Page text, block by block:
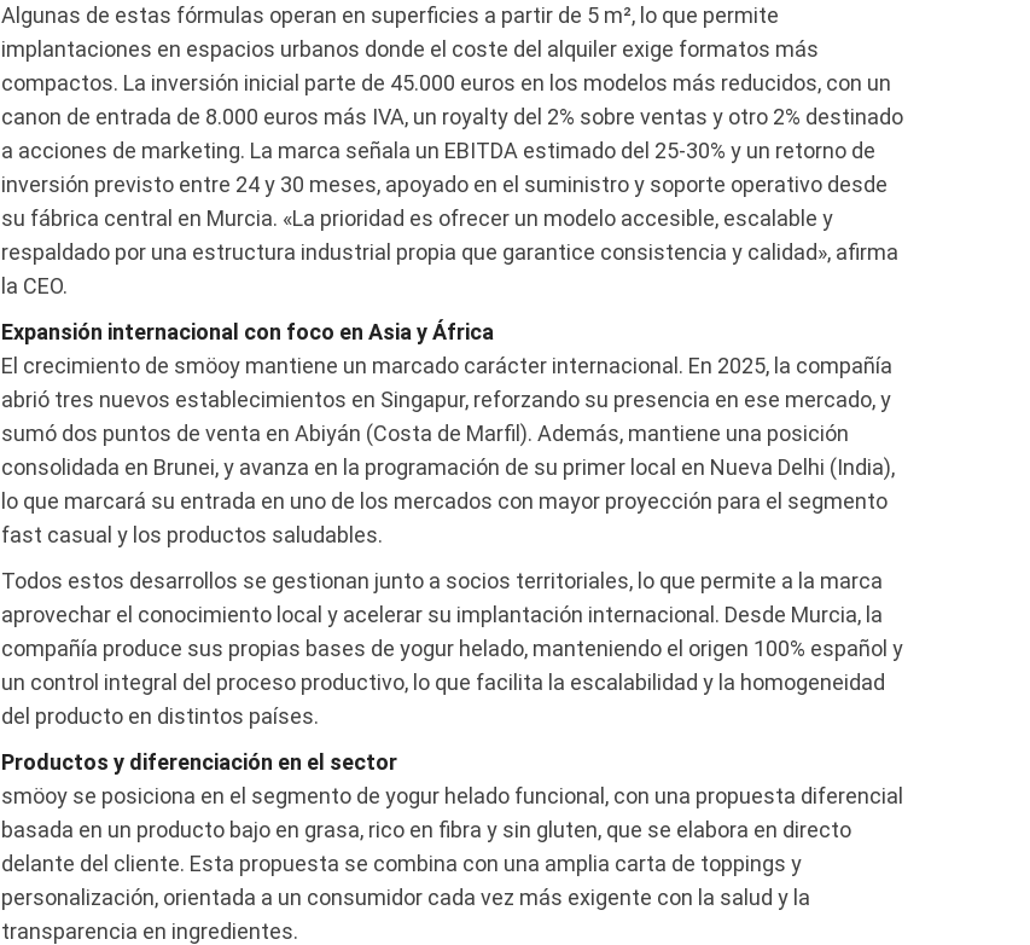
Algunas de estas fórmulas operan en superficies a partir de 5 m², lo que permite
implantaciones en espacios urbanos donde el coste del alquiler exige formatos más
compactos. La inversión inicial parte de 45.000 euros en los modelos más reducidos, con un
canon de entrada de 8.000 euros más IVA, un royalty del 2% sobre ventas y otro 2% destinado
a acciones de marketing. La marca señala un EBITDA estimado del 25-30% y un retorno de
inversión previsto entre 24 y 30 meses, apoyado en el suministro y soporte operativo desde
su fábrica central en Murcia. «La prioridad es ofrecer un modelo accesible, escalable y
respaldado por una estructura industrial propia que garantice consistencia y calidad», afirma
la CEO.
Expansión internacional con foco en Asia y África
El crecimiento de smöoy mantiene un marcado carácter internacional. En 2025, la compañía
abrió tres nuevos establecimientos en Singapur, reforzando su presencia en ese mercado, y
sumó dos puntos de venta en Abiyán (Costa de Marfil). Además, mantiene una posición
consolidada en Brunei, y avanza en la programación de su primer local en Nueva Delhi (India),
lo que marcará su entrada en uno de los mercados con mayor proyección para el segmento
fast casual y los productos saludables.
Todos estos desarrollos se gestionan junto a socios territoriales, lo que permite a la marca
aprovechar el conocimiento local y acelerar su implantación internacional. Desde Murcia, la
compañía produce sus propias bases de yogur helado, manteniendo el origen 100% español y
un control integral del proceso productivo, lo que facilita la escalabilidad y la homogeneidad
del producto en distintos países.
Productos y diferenciación en el sector
smöoy se posiciona en el segmento de yogur helado funcional, con una propuesta diferencial
basada en un producto bajo en grasa, rico en fibra y sin gluten, que se elabora en directo
delante del cliente. Esta propuesta se combina con una amplia carta de toppings y
personalización, orientada a un consumidor cada vez más exigente con la salud y la
transparencia en ingredientes.